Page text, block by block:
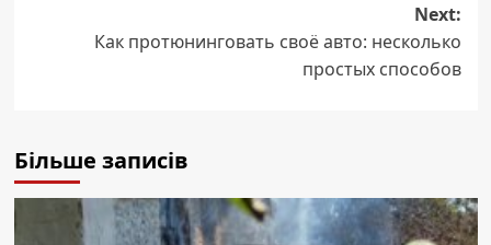
Next:
Как протюнинговать своё авто: несколько
простых способов
Більше записів